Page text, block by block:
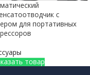
с
для портативных
товар